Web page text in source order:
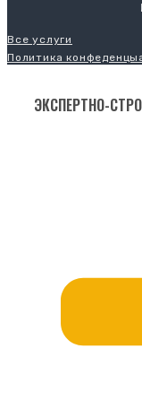
Все услуги
Политика
ЭКСПЕРТНО-